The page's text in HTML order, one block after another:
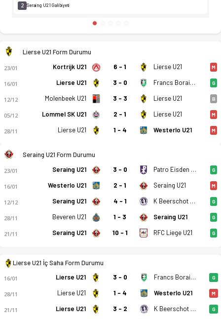
2 Seraing U21 Galibiyeti
Lierse U21 Form Durumu
23/01 Kortrijk U21 6 - 1 Lierse U21 M
16/01 Lierse U21 3 - 0 Francs Borains U21 G
12/12 Molenbeek U21 3 - 3 Lierse U21 B
05/12 Lommel SK U21 2 - 1 Lierse U21 M
28/11 Lierse U21 1 - 4 Westerlo U21 M
Seraing U21 Form Durumu
23/01 Seraing U21 3 - 0 Patro Eisden U21 G
16/01 Westerlo U21 2 - 1 Seraing U21 M
12/12 Seraing U21 4 - 1 K Beerschot VA U21 G
28/11 Beveren U21 1 - 3 Seraing U21 G
21/11 Seraing U21 10 - 1 RFC Liege U21 G
Lierse U21 İç Saha Form Durumu
16/01 Lierse U21 3 - 0 Francs Borains U21 G
28/11 Lierse U21 1 - 4 Westerlo U21 M
21/11 Lierse U21 3 - 2 K Beerschot VA U21 G